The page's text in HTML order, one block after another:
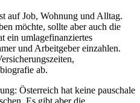
auf Job, Wohnung und Alltag.
möchte, sollte aber auch die
ein umlagefinanziertes
und Arbeitgeber einzahlen.
ab.
Österreich hat keine pauschale